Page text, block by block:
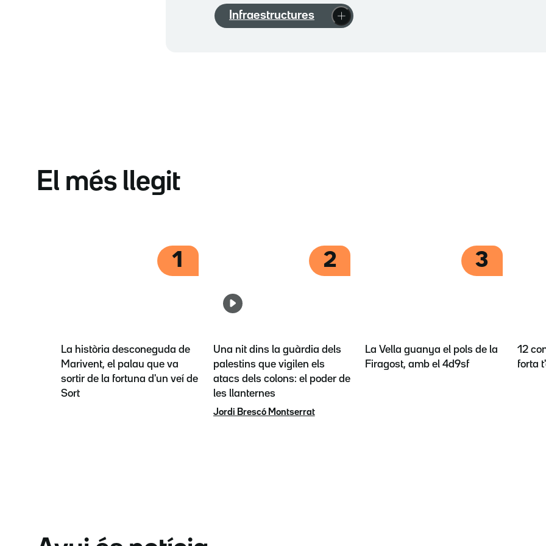
Infraestructures
El més llegit
1
La història desconeguda de
Marivent, el palau que va
sortir de la fortuna d'un veí de
Sort
2
Una nit dins la guàrdia dels
palestins que vigilen els
atacs dels colons: el poder de
les llanternes
Jordi Brescó Montserrat
3
La Vella guanya el pols de la
Firagost, amb el 4d9sf
12
forta